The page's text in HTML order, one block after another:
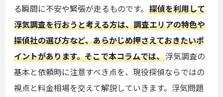
る瞬間に不安や緊張が走るものです。 探偵を利用して
浮気調査を行おうと考える方は、調査エリアの特色や
探偵社の選び方など、あらかじめ押さえておきたいポ
イントがあります。そこで本コラムでは、浮気調査の
基本と依頼時に注意すべき点を、現役探偵ならではの
視点と料金相場を交えて解説していきます。浮気問題